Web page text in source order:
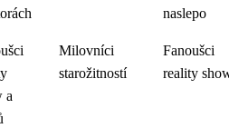
naslepo
a
Milovníci
starožitností
Fanoušci
reality